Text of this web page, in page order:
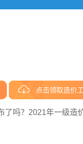
点击领取造价
了吗？2021年一级造